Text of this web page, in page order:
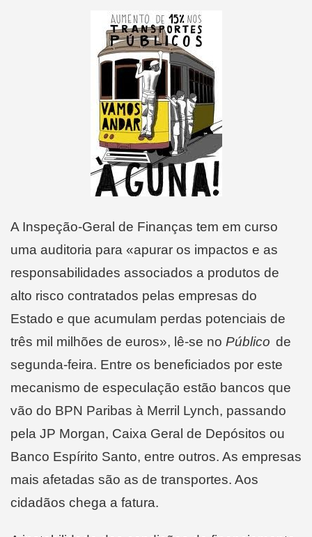
A Inspeção-Geral de Finanças tem em curso
uma auditoria para «apurar os impactos e as
responsabilidades associados a produtos de
alto risco contratados pelas empresas do
Estado e que acumulam perdas potenciais de
três mil milhões de euros», lê-se no Público de
segunda-feira. Entre os beneficiados por este
mecanismo de especulação estão bancos que
vão do BPN Paribas à Merril Lynch, passando
pela JP Morgan, Caixa Geral de Depósitos ou
Banco Espírito Santo, entre outros. As empresas
mais afetadas são as de transportes. Aos
cidadãos chega a fatura.